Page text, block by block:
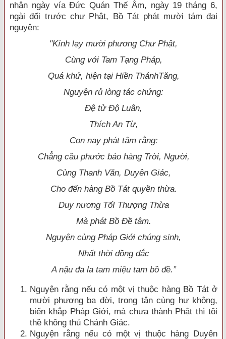
nhân ngày vía Ðức Quán Thế Âm, ngày 19 tháng 6,
ngài đối trước chư Phật, Bồ Tát phát mười tám đại
nguyện:
"Kính lạy mười phương Chư Phật,
Cùng với Tam Tạng Pháp,
Quá khứ, hiện tại Hiền ThánhTăng,
Nguyện rủ lòng tác chứng:
Ðệ tử Ðộ Luân,
Thích An Từ,
Con nay phát tâm rằng:
Chẳng cầu phước báo hàng Trời, Người,
Cùng Thanh Văn, Duyên Giác,
Cho đến hàng Bồ Tát quyền thừa.
Duy nương TốI Thượng Thừa
Mà phát Bồ Ðề tâm.
Nguyện cùng Pháp Giới chúng sinh,
Nhất thời đồng đắc
A nậu đa la tam miệu tam bồ đề.”
Nguyện rằng nếu có một vị thuộc hàng Bồ Tát ở
mười phương ba đời, trong tận cùng hư không,
biến khắp Pháp Giới, mà chưa thành Phật thì tôi
thề không thủ Chánh Giác.
Nguyện rằng nếu có một vị thuộc hàng Duyên